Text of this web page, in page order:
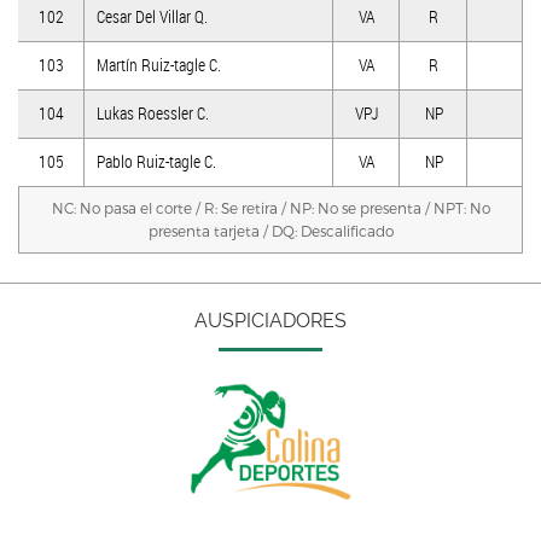
102 Cesar Del Villar Q. VA R
103 Martín Ruiz-tagle C. VA R
104 Lukas Roessler C. VPJ NP
105 Pablo Ruiz-tagle C. VA NP
NC: No pasa el corte / R: Se retira / NP: No se presenta / NPT: No
presenta tarjeta / DQ: Descalificado
AUSPICIADORES